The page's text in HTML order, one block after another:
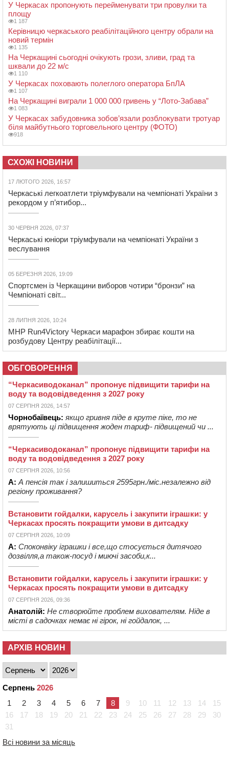
У Черкасах пропонують перейменувати три провулки та
площу
1 187
Керівницю черкаського реабілітаційного центру обрали на
новий термін
1 135
На Черкащині сьогодні очікують грози, зливи, град та
шквали до 22 м/с
1 110
У Черкасах поховають полеглого оператора БпЛА
1 107
На Черкащині виграли 1 000 000 гривень у “Лото-Забава”
1 083
У Черкасах забудовника зобов’язали розблокувати тротуар
біля майбутнього торговельного центру (ФОТО)
918
СХОЖІ НОВИНИ
17 ЛЮТОГО 2026, 16:57
Черкаські легкоатлети тріумфували на чемпіонаті України з
рекордом у п’ятибор...
30 ЧЕРВНЯ 2026, 07:37
Черкаські юніори тріумфували на чемпіонаті України з
веслування
05 БЕРЕЗНЯ 2026, 19:09
Спортсмен із Черкащини виборов чотири “бронзи” на
Чемпіонаті світ...
28 ЛИПНЯ 2026, 10:24
MHP Run4Victory Черкаси марафон збирає кошти на
розбудову Центру реабілітації...
ОБГОВОРЕННЯ
“Черкасиводоканал” пропонує підвищити тарифи на
воду та водовідведення з 2027 року
07 СЕРПНЯ 2026, 14:57
Чорнобаївець: якщо гривня піде в круте піке, то не
врятують ці підвищення жоден тариф- підвищений чи ...
“Черкасиводоканал” пропонує підвищити тарифи на
воду та водовідведення з 2027 року
07 СЕРПНЯ 2026, 10:56
А: А пенсія так і залишиться 2595грн./міс.незалежно від
регіону проживання?
Встановити гойдалки, карусель і закупити іграшки: у
Черкасах просять покращити умови в дитсадку
07 СЕРПНЯ 2026, 10:09
А: Споконвіку іграшки і все,що стосується дитячого
дозвілля,а також-посуд і миючі засоби,к...
Встановити гойдалки, карусель і закупити іграшки: у
Черкасах просять покращити умови в дитсадку
07 СЕРПНЯ 2026, 09:36
Анатолій: Не створюйте проблем вихователям. Ніде в
місті в садочках немає ні гірок, ні гойдалок, ...
АРХІВ НОВИН
Серпень 2026
1
2 3 4 5 6 7 8 9 10 11 12 13 14
15
16
17 18 19 20 21 22 23 24 25 26 27 28 29
30
31
Всі новини за місяць